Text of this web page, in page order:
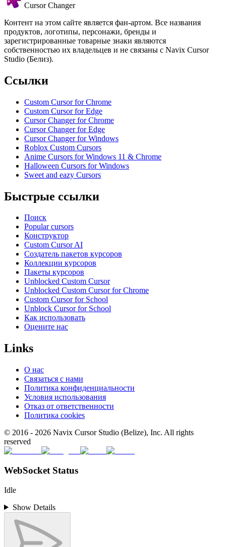
Cursor Changer
Контент на этом сайте является фан-артом. Все названия
продуктов, логотипы, персонажи, бренды и
зарегистрированные товарные знаки являются
собственностью их владельцев и не связаны с Navix Cursor
Studio (Белиз).
Ссылки
Custom Cursor for Chrome
Custom Cursor for Edge
Cursor Changer for Chrome
Cursor Changer for Edge
Cursor Changer for Windows
Roblox Custom Cursors
Anime Cursors for Windows 11 & Chrome
Halloween Cursors for Windows
Sweet and eazy Cursors
Быстрые ссылки
Поиск
Popular cursors
Конструктор
Custom Cursor AI
Создатель пакетов курсоров
Коллекции курсоров
Пакеты курсоров
Unblocked Custom Cursor
Unblocked Custom Cursor for Chrome
Custom Cursor for School
Unblock Cursor for School
Как использовать
Оцените нас
Links
О нас
Связаться с нами
Политика конфиденциальности
Условия использования
Отказ от ответственности
Политика cookies
© 2016 - 2026 Navix Cursor Studio (Belize), Inc. All rights
reserved
WebSocket Status
Idle
Show Details